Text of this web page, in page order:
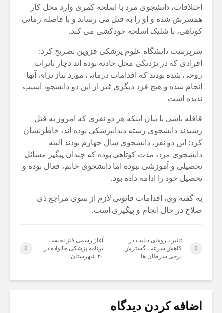
اختلافات، دانشجوی مرد با اسلحه کمری وارد محل کار
همسرش شده و او را به قتل می رساند و با فاصله زمانی
کوتاهی، با شلیک اسلحه خودکشی می کند.
سرپرست دانشگاه علوم پزشکی قزوین تصریح کرد:
افرادی که در نزدیکی محل حادثه بوده اند دچار تاثرات
روحی شده بودند که اقدامات درمانی مورد نیاز برای آنها
انجام شده و هیچ فرد دیگری غیر از این دو دانشجو، آسیب
ندیده است.
قافله باشی با بیان اینکه هر دو نفری که امروز به قتل
رسیدند دانشجوی رشته دندانپزشکی بوده اند، خاطرنشان
کرد: این دو نفر، دانشجوی سال چهارم بودند البته
دانشجوی مرد، مدت کوتاهی بوده که چندان پیگیر مسائل
تحصیلی و آموزشی نبوده اما دانشجوی خانم، فعال بوده و
تحصیل خود را ادامه داده بود.
به گفته وی، اقدامات قانونی لازم از سوی مراجع ذی
صلاح در حال انجام و پیگیری است.
تاثیر داروهای دیابت در
کاهش سرعت گسترش
برخی سرطان ها
آغاز رسمی فاز نخست
برنامه پزشکی خانواده در
۲۰ شهرستان
اضافه کردن دیدگاه